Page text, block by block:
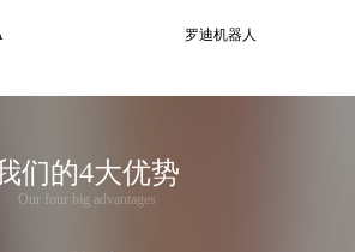
罗迪机器人
们的4大优势
Our four big advantages